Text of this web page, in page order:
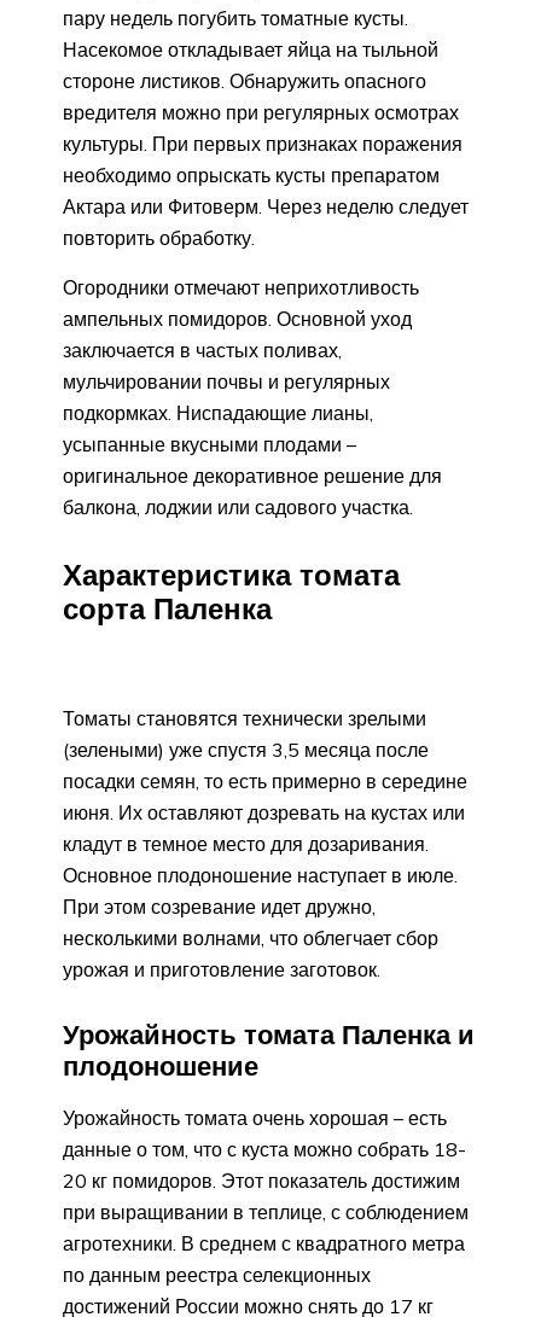
пару недель погубить томатные кусты.
Насекомое откладывает яйца на тыльной
стороне листиков. Обнаружить опасного
вредителя можно при регулярных осмотрах
культуры. При первых признаках поражения
необходимо опрыскать кусты препаратом
Актара или Фитоверм. Через неделю следует
повторить обработку.
Огородники отмечают неприхотливость
ампельных помидоров. Основной уход
заключается в частых поливах,
мульчировании почвы и регулярных
подкормках. Ниспадающие лианы,
усыпанные вкусными плодами –
оригинальное декоративное решение для
балкона, лоджии или садового участка.
Характеристика томата
сорта Паленка
Томаты становятся технически зрелыми
(зелеными) уже спустя 3,5 месяца после
посадки семян, то есть примерно в середине
июня. Их оставляют дозревать на кустах или
кладут в темное место для дозаривания.
Основное плодоношение наступает в июле.
При этом созревание идет дружно,
несколькими волнами, что облегчает сбор
урожая и приготовление заготовок.
Урожайность томата Паленка и
плодоношение
Урожайность томата очень хорошая – есть
данные о том, что с куста можно собрать 18-
20 кг помидоров. Этот показатель достижим
при выращивании в теплице, с соблюдением
агротехники. В среднем с квадратного метра
по данным реестра селекционных
достижений России можно снять до 17 кг